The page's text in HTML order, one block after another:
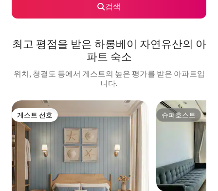
검색
최고 평점을 받은 하롱베이 자연유산의 아
파트 숙소
위치, 청결도 등에서 게스트의 높은 평가를 받은 아파트입
니다.
게스트 선호
게스트 선호 슈퍼호스트
슈퍼호스트